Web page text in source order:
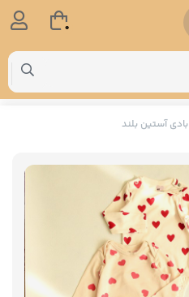
بادی آستین بلند
0